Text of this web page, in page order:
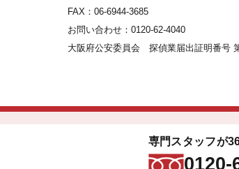
FAX：06-6944-3685
お問い合わせ：0120-62-4040
大阪府公安委員会 探偵業届出証明番号
専門スタッフが
0120-